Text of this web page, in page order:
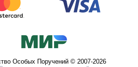
Особых Поручений © 2007-2026